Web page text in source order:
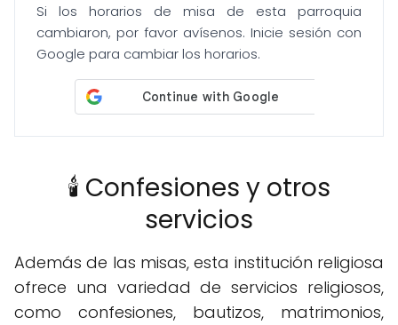
Si los horarios de misa de esta parroquia
cambiaron, por favor avísenos. Inicie sesión con
Google para cambiar los horarios.
🕯️ Confesiones y otros
servicios
Además de las misas, esta institución religiosa
ofrece una variedad de servicios religiosos,
como confesiones, bautizos, matrimonios,